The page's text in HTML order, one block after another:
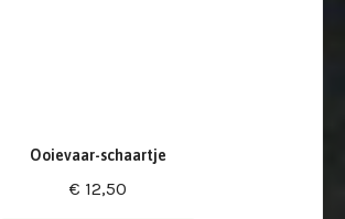
Ooievaar-schaartje
€ 12,50